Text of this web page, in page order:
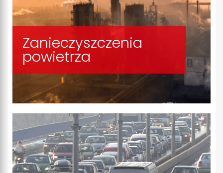
Zanieczyszczenia
powietrza